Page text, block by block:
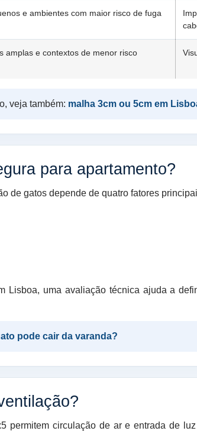
e ambientes com maior risco de fuga
amplas e contextos de menor risco
veja também: malha 3cm ou 5cm em
para apartamento?
de gatos depende de quatro fatores
Lisboa, uma avaliação técnica ajuda a
pode cair da varanda?
permitem circulação de ar e entrada de